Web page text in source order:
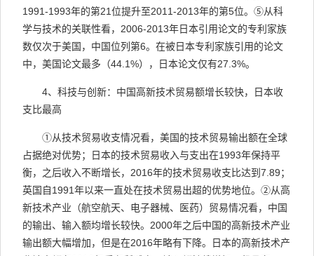
1991-1993年的第21位提升至2011-2013年的第5位。⑤从科
学与技术的关联性看， 2006-2013年日本引用论文的专利家族
数仅次于美国，中国位列第6。在被日本专利家族引用的论文
中，美国论文最多（44.1%），日本论文仅有27.3%。
4、科技与创新：中国高新技术贸易额增长较快，日本收
支比最高
①从技术贸易收支情况看，美国的技术贸易输出额在全球
占据绝对优势；日本的技术贸易收入与支出在1993年保持平
衡，之后收入不断增长， 2016年的技术贸易收支比达到7.89；
英国自1991年以来一直处在技术贸易出超的优势地位。②从高
新技术产业（航空航天、电子器械、医药）贸易情况看，中国
的输出、输入额均增长较快。 2000年之后中国的高新技术产业
输出额大幅增加，但是在2016年略有下降。日本的高新技术产